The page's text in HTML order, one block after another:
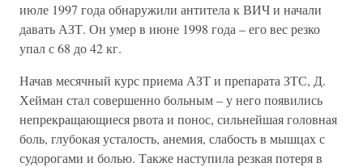
июле 1997 года обнаружили антитела к ВИЧ и начали
давать АЗТ. Он умер в июне 1998 года – его вес резко
упал с 68 до 42 кг.
Начав месячный курс приема АЗТ и препарата ЗТС, Д.
Хейман стал совершенно больным – у него появились
непрекращающиеся рвота и понос, сильнейшая головная
боль, глубокая усталость, анемия, слабость в мышцах с
судорогами и болью. Также наступила резкая потеря в